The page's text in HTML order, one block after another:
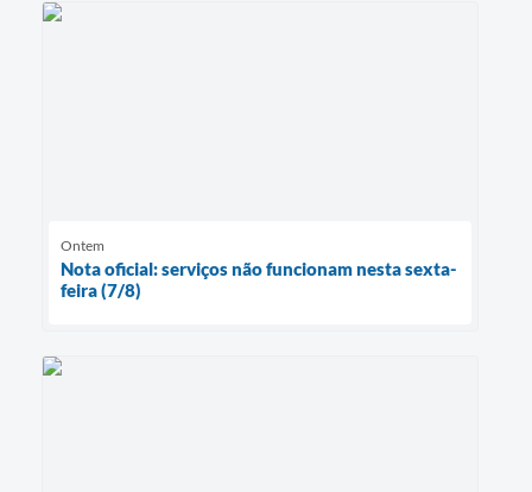
Ontem
Nota oficial: serviços não funcionam nesta sexta-
feira (7/8)